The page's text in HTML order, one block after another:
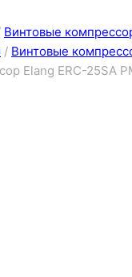
Винтовые
/ Винтовые
Elang ERC-25SA